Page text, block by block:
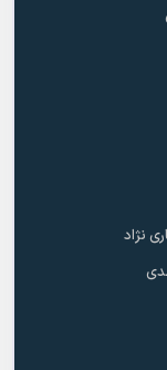
نژاد